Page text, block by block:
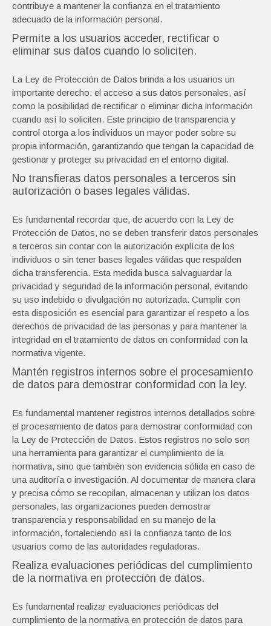
contribuye a mantener la confianza en el tratamiento
adecuado de la información personal.
Permite a los usuarios acceder, rectificar o
eliminar sus datos cuando lo soliciten.
La Ley de Protección de Datos brinda a los usuarios un
importante derecho: el acceso a sus datos personales, así
como la posibilidad de rectificar o eliminar dicha información
cuando así lo soliciten. Este principio de transparencia y
control otorga a los individuos un mayor poder sobre su
propia información, garantizando que tengan la capacidad de
gestionar y proteger su privacidad en el entorno digital.
No transfieras datos personales a terceros sin
autorización o bases legales válidas.
Es fundamental recordar que, de acuerdo con la Ley de
Protección de Datos, no se deben transferir datos personales
a terceros sin contar con la autorización explícita de los
individuos o sin tener bases legales válidas que respalden
dicha transferencia. Esta medida busca salvaguardar la
privacidad y seguridad de la información personal, evitando
su uso indebido o divulgación no autorizada. Cumplir con
esta disposición es esencial para garantizar el respeto a los
derechos de privacidad de las personas y para mantener la
integridad en el tratamiento de datos en conformidad con la
normativa vigente.
Mantén registros internos sobre el procesamiento
de datos para demostrar conformidad con la ley.
Es fundamental mantener registros internos detallados sobre
el procesamiento de datos para demostrar conformidad con
la Ley de Protección de Datos. Estos registros no solo son
una herramienta para garantizar el cumplimiento de la
normativa, sino que también son evidencia sólida en caso de
una auditoría o investigación. Al documentar de manera clara
y precisa cómo se recopilan, almacenan y utilizan los datos
personales, las organizaciones pueden demostrar
transparencia y responsabilidad en su manejo de la
información, fortaleciendo así la confianza tanto de los
usuarios como de las autoridades reguladoras.
Realiza evaluaciones periódicas del cumplimiento
de la normativa en protección de datos.
Es fundamental realizar evaluaciones periódicas del
cumplimiento de la normativa en protección de datos para